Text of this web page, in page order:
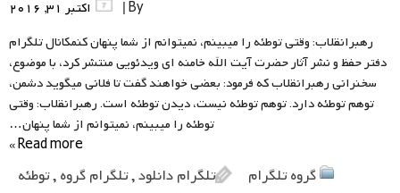
By |
اکتبر 31, 2016
رهبرانقلاب: وقتی توطئه را میبینم، نمیتوانم از شما پنهان کنمکانال تلگرام
دفتر حفظ و نشر آثار حضرت آیت الله خامنه ای ویدئویی منتشر کرد، با موضوع،
سخنرانی رهبرانقلاب که فرمود: بعضی خواهند گفت تا فلانی میگوید دشمن،
توهم توطئه دارد. توهم توطئه نیست، دیدن توطئه است. رهبرانقلاب: وقتی
توطئه را میبینم، نمیتوانم از شما پنهان…
Read more »
گروه تلگرام تلگرام دانلود,تلگرام گروه,توطئه